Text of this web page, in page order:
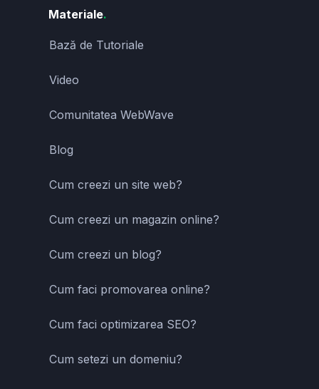
Bază de Tutoriale
Video
Comunitatea WebWave
Blog
Cum creezi un site web?
Cum creezi un magazin online?
Cum creezi un blog?
Cum faci promovarea online?
Cum faci optimizarea SEO?
Cum setezi un domeniu?
Materiale.